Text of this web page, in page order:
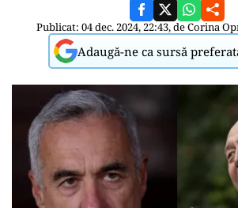
Publicat: 04 dec. 2024, 22:43, deCorina
Adaugă-ne ca sursă